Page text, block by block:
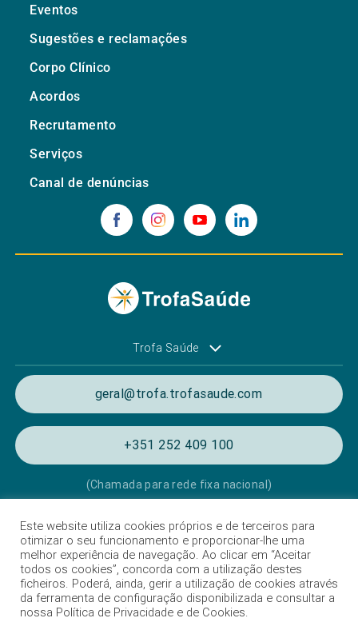
Eventos
Sugestões e reclamações
Corpo Clínico
Acordos
Recrutamento
Serviços
Canal de denúncias
Trofa Saúde
geral@trofa.trofasaude.com
+351 252 409 100
(Chamada para rede fixa nacional)
Política de Privacidade e de Cookies
Termos e condições de utilização
Listagem das Unidades Hospitalares
Proteção de Dados
Este website utiliza cookies próprios e de terceiros para
otimizar o seu funcionamento e proporcionar-lhe uma
melhor experiência de navegação. Ao clicar em “Aceitar
todos os cookies”, concorda com a utilização destes
ficheiros. Poderá, ainda, gerir a utilização de cookies através
da ferramenta de configuração disponibilizada e consultar a
nossa Política de Privacidade e de Cookies.